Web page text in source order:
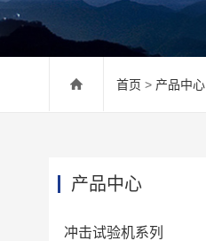
首页 > 产品中心
产品中心
冲击试验机系列